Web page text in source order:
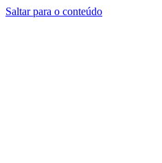
Saltar para o conteúdo